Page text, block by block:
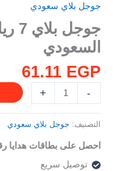
جوجل بلاي سعودي
السعودي
61.11 EGP
-
ريال
السعودي
+
التصنيف: جوجل بلاي سعودي
احصل على بطاقات هدايا
توصيل سريع